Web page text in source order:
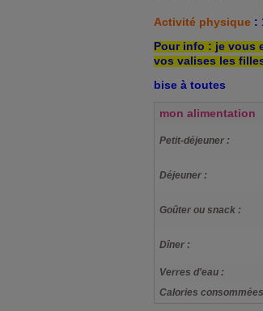
Activité physique :
Pour info : je vous
vos valises les
bise à toutes
mon alimentation
Petit-déjeuner :
Déjeuner :
Goûter ou snack :
Dîner :
Verres d'eau :
Calories